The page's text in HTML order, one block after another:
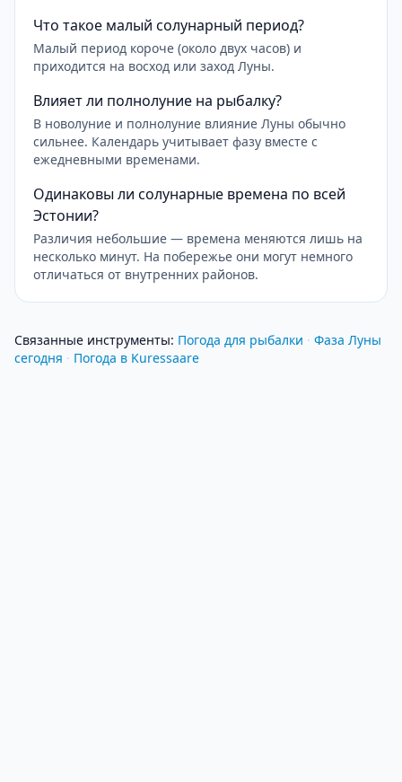
Что такое малый солунарный период?
Малый период короче (около двух часов) и
приходится на восход или заход Луны.
Влияет ли полнолуние на рыбалку?
В новолуние и полнолуние влияние Луны обычно
сильнее. Календарь учитывает фазу вместе с
ежедневными временами.
Одинаковы ли солунарные времена по всей
Эстонии?
Различия небольшие — времена меняются лишь на
несколько минут. На побережье они могут немного
отличаться от внутренних районов.
Связанные инструменты: Погода для рыбалки · Фаза Луны
сегодня · Погода в Kuressaare